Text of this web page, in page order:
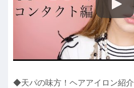
◆天パの味方！ヘアアイロン紹介